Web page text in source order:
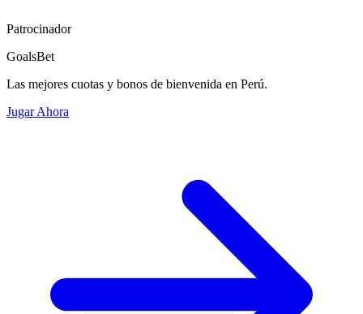
Patrocinador
GoalsBet
Las mejores cuotas y bonos de bienvenida en Perú.
Jugar Ahora